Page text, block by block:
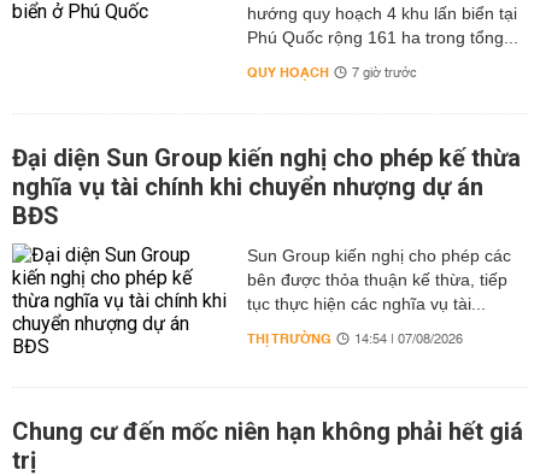
hướng quy hoạch 4 khu lấn biển tại
Phú Quốc rộng 161 ha trong tổng...
QUY HOẠCH 7 giờ trước
Đại diện Sun Group kiến nghị cho phép kế thừa
nghĩa vụ tài chính khi chuyển nhượng dự án
BĐS
Sun Group kiến nghị cho phép các
bên được thỏa thuận kế thừa, tiếp
tục thực hiện các nghĩa vụ tài...
THỊ TRƯỜNG 14:54 | 07/08/2026
Chung cư đến mốc niên hạn không phải hết giá
trị